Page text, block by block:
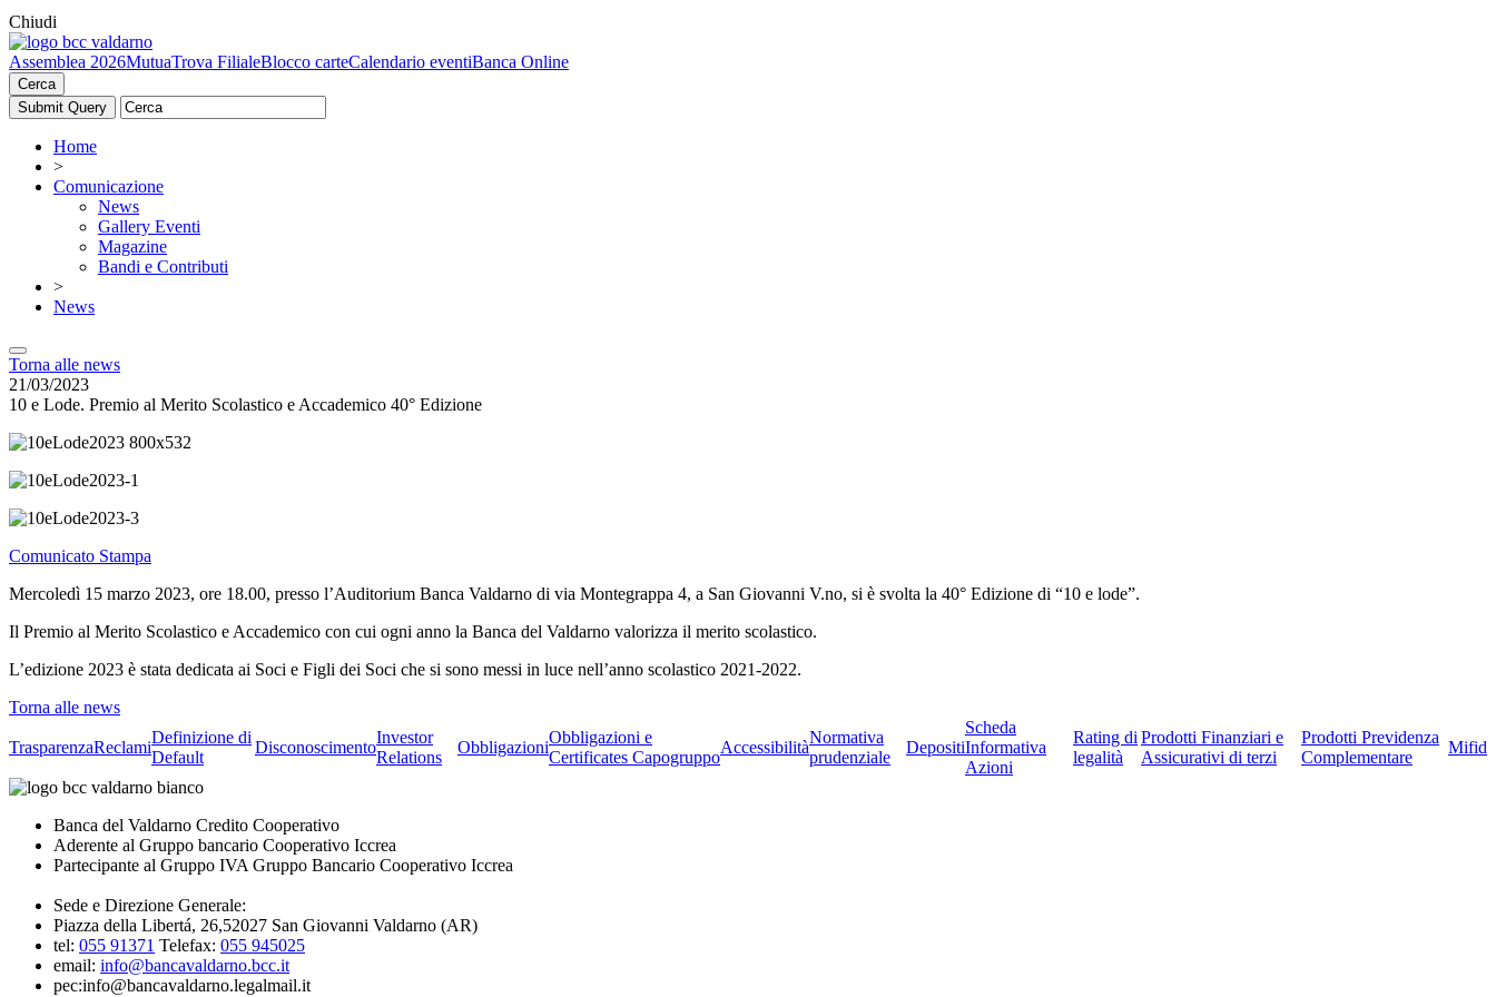
Chiudi
Assemblea 2026MutuaTrova FilialeBlocco carteCalendario eventiBanca Online
Cerca
Home
>
Comunicazione
News
Gallery Eventi
Magazine
Bandi e Contributi
>
News
Torna alle news
21/03/2023
10 e Lode. Premio al Merito Scolastico e Accademico 40° Edizione
Comunicato Stampa
Mercoledì 15 marzo 2023, ore 18.00, presso l’Auditorium Banca Valdarno di via Montegrappa 4, a San Giovanni V.no, si è svolta la 40° Edizione di “10 e lode”.
Il Premio al Merito Scolastico e Accademico con cui ogni anno la Banca del Valdarno valorizza il merito scolastico.
L’edizione 2023 è stata dedicata ai Soci e Figli dei Soci che si sono messi in luce nell’anno scolastico 2021-2022.
Torna alle news
TrasparenzaReclami
Definizione di
Default
Disconoscimento
Investor
Relations
Obbligazioni
Obbligazioni e
Certificates Capogruppo
Accessibilità
Normativa
prudenziale
Depositi
Scheda
Informativa
Azioni
Rating di
legalità
Prodotti Finanziari e
Assicurativi di terzi
Prodotti Previdenza
Complementare
Mifid
Banca del Valdarno Credito Cooperativo
Aderente al Gruppo bancario Cooperativo Iccrea
Partecipante al Gruppo IVA Gruppo Bancario Cooperativo Iccrea
Sede e Direzione Generale:
Piazza della Libertá, 26,52027 San Giovanni Valdarno (AR)
tel: 055 91371 Telefax: 055 945025
email: info@bancavaldarno.bcc.it
pec:info@bancavaldarno.legalmail.it